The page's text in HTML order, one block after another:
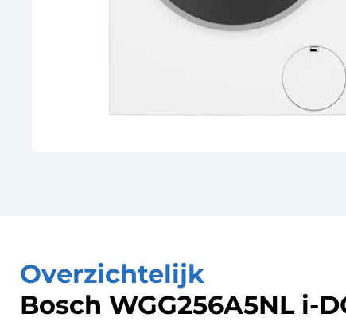
Overzichtelijk
Bosch WGG256A5NL i-